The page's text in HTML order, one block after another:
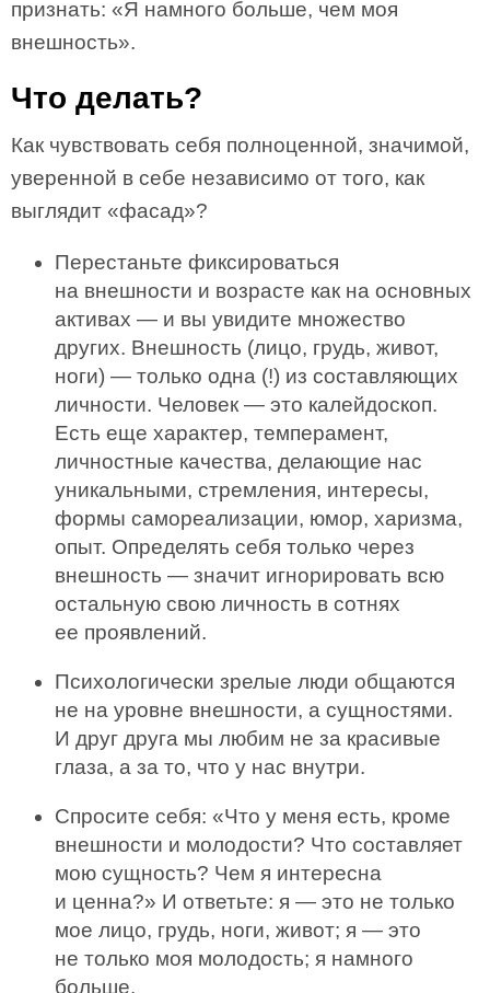
признать: «Я намного больше, чем моя
внешность».
Что делать?
Как чувствовать себя полноценной, значимой,
уверенной в себе независимо от того, как
выглядит «фасад»?
Перестаньте фиксироваться
на внешности и возрасте как на основных
активах — и вы увидите множество
других. Внешность (лицо, грудь, живот,
ноги) — только одна (!) из составляющих
личности. Человек — это калейдоскоп.
Есть еще характер, темперамент,
личностные качества, делающие нас
уникальными, стремления, интересы,
формы самореализации, юмор, харизма,
опыт. Определять себя только через
внешность — значит игнорировать всю
остальную свою личность в сотнях
ее проявлений.
Психологически зрелые люди общаются
не на уровне внешности, а сущностями.
И друг друга мы любим не за красивые
глаза, а за то, что у нас внутри.
Спросите себя: «Что у меня есть, кроме
внешности и молодости? Что составляет
мою сущность? Чем я интересна
и ценна?» И ответьте: я — это не только
мое лицо, грудь, ноги, живот; я — это
не только моя молодость; я намного
больше.